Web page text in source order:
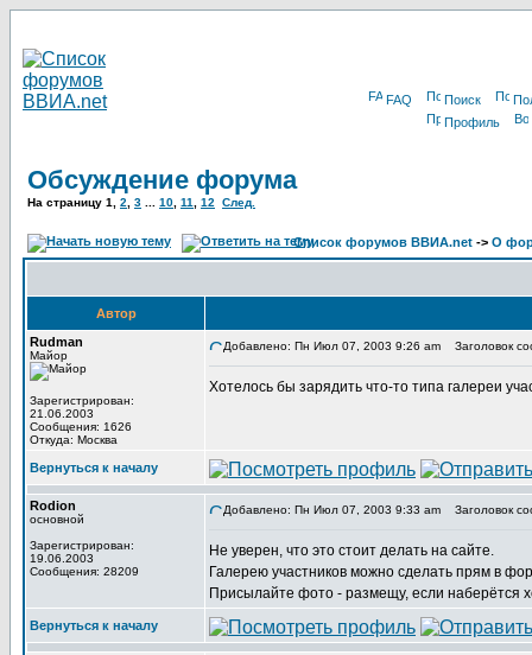
FAQ Поиск
Профиль
Обсуждение форума
На страницу 1 2 3 10 11 12 След.
Список форумов ВВИА.net -> О
Автор
Rudman
Майор
Зарегистрирован:
21.06.2003
Сообщения: 1626
Откуда: Москва
Добавлено: Пн Июл 07, 2003 9:26 am Заголовок
Хотелось бы зарядить что-то типа галереи
Вернуться к началу
Rodion
основной
Зарегистрирован:
19.06.2003
Сообщения: 28209
Добавлено: Пн Июл 07, 2003 9:33 am Заголовок
Не уверен, что это стоит делать на сайте.
Галерею участников можно сделать прям в
Присылайте фото - размещу, если наберётся
Вернуться к началу